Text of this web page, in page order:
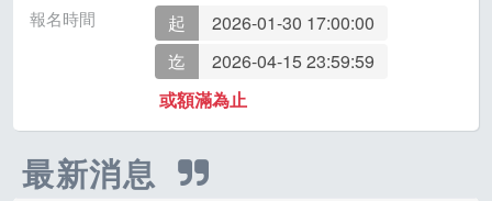
報名時間 起
2026-01-30 17:00:00
迄
2026-04-15 23:59:59
或額滿為止
最新消息